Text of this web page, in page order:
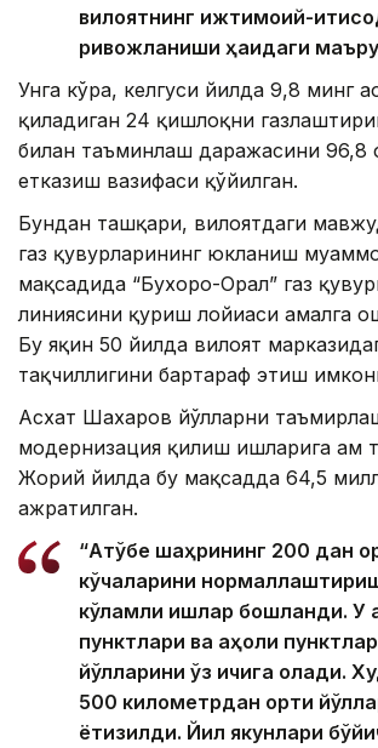
вилоятнинг ижтимоий-
ривожланиши ҳақидаги
Унга кўра, келгуси йилда 9,8 минг
қиладиган 24 қишлоқни
билан таъминлаш даражасини 96,8
етказиш вазифаси қўйилган.
Бундан ташқари, вилоятдаги
газ қувурларининг юкланиш
мақсадида “Бухоро-Орал” газ
линиясини қуриш лойиҳаси амалга
Бу яқин 50 йилда вилоят
тақчиллигини бартараф этиш
Асхат Шахаров йўлларни
модернизация қилиш ишларига ҳам
Жорий йилда бу мақсадда 64,5
ажратилган.
“Ақтўбе шаҳрининг 200 дан
кўчаларини
кўламли ишлар бошланди. У
пунктлари ва аҳоли
йўлларини ўз ичига олади.
500 километрдан ортиқ
ётқизилди. Йил якунлари